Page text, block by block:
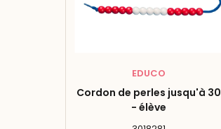
EDUCO
Cordon de perles jusqu'à 30
- élève